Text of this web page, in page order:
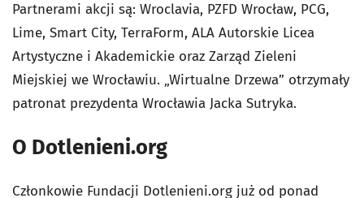
Partnerami akcji są: Wroclavia, PZFD Wrocław, PCG,
Lime, Smart City, TerraForm, ALA Autorskie Licea
Artystyczne i Akademickie oraz Zarząd Zieleni
Miejskiej we Wrocławiu. „Wirtualne Drzewa” otrzymały
patronat prezydenta Wrocławia Jacka Sutryka.
O Dotlenieni.org
Członkowie Fundacji Dotlenieni.org już od ponad